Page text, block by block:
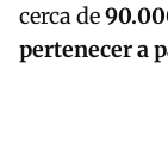
cerca de
pertenecer a